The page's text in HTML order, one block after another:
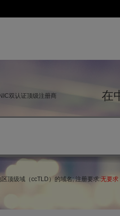
双认证顶级注册商 在
顶级域（ccTLD）的域名; 注册要求:无要求